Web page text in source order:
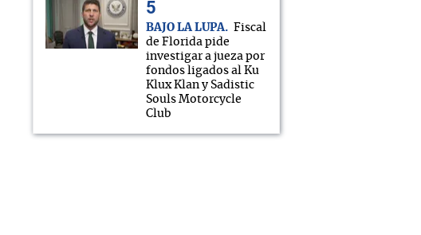
BAJO LA LUPA
Fiscal
de Florida pide
investigar a jueza por
fondos ligados al Ku
Klux Klan y Sadistic
Souls Motorcycle
Club